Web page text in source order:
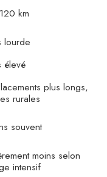
km
lourde
élevé
plus longs,
rurales
souvent
moins selon
intensif